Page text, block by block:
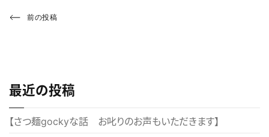
投
ゲ
ー
Previous
前の投稿
最近の投稿
【さつ麺gockyな話 お叱りのお声もいただきます】